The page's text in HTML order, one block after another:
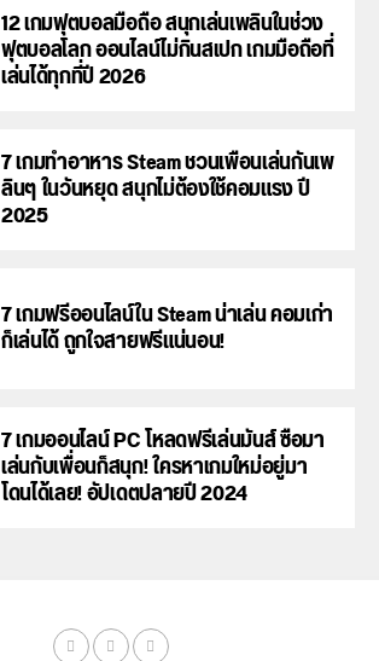
12 เกมฟุตบอลมือถือ สนุกเล่นเพลินในช่วง
ฟุตบอลโลก ออนไลน์ไม่กินสเปก เกมมือถือที่
เล่นได้ทุกที่ปี 2026
7 เกมทำอาหาร Steam ชวนเพื่อนเล่นกันเพ
ลินๆ ในวันหยุด สนุกไม่ต้องใช้คอมแรง ปี
2025
7 เกมฟรีออนไลน์ใน Steam น่าเล่น คอมเก่า
ก็เล่นได้ ถูกใจสายฟรีแน่นอน!
7 เกมออนไลน์ PC โหลดฟรีเล่นมันส์ ซื้อมา
เล่นกับเพื่อนก็สนุก! ใครหาเกมใหม่อยู่มา
โดนได้เลย! อัปเดตปลายปี 2024